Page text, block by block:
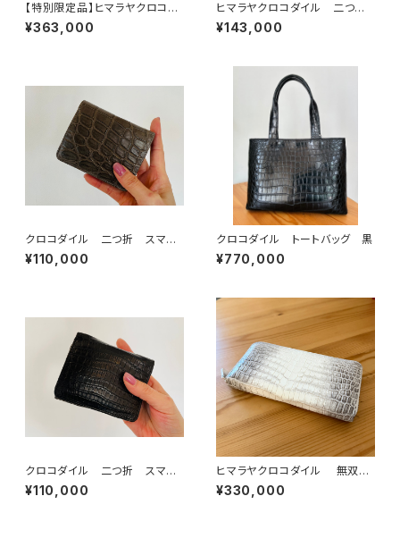
【特別限定品】ヒマラヤクロコダ
イル 無双 200万円入る長財
布 札入れ
¥363,000
ヒマラヤクロコダイル 二つ折
りコンパクトウォレット
¥143,000
クロコダイル 二つ折 スマー
トウォレット ミンク
¥110,000
クロコダイル トートバッグ 黒
¥770,000
クロコダイル 二つ折 スマー
トウォレット ネイビー
¥110,000
ヒマラヤクロコダイル 無双
ラウンドファスナーウォレット
¥330,000